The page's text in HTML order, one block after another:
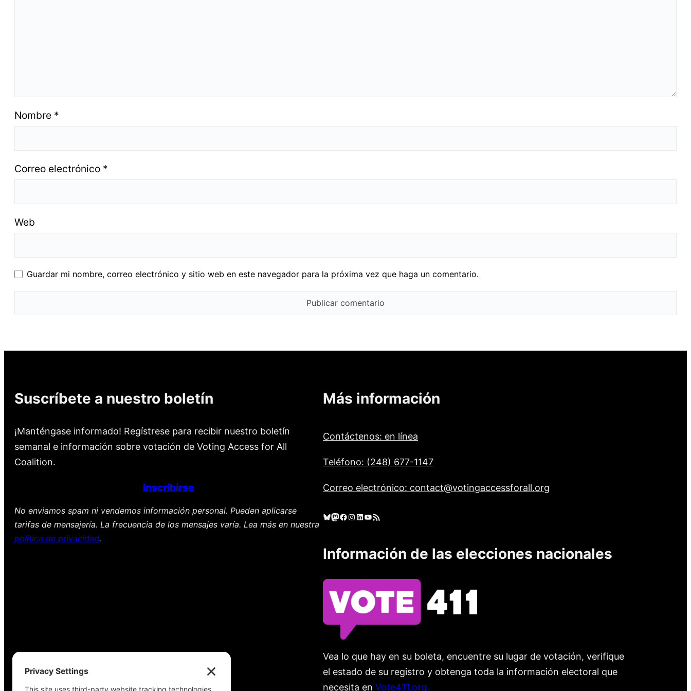
Nombre *
Correo electrónico *
Web
Guardar mi nombre, correo electrónico y sitio web en este navegador para la próxima vez que haga un comentario.
Suscríbete a nuestro boletín
¡Manténgase informado! Regístrese para recibir nuestro boletín
semanal e información sobre votación de Voting Access for All
Coalition.
Inscribirse
No enviamos spam ni vendemos información personal. Pueden aplicarse
tarifas de mensajería. La frecuencia de los mensajes varía. Lea más en nuestra
política de privacidad.
Más información
Contáctenos: en línea
Teléfono: (248) 677-1147
Correo electrónico: contact@votingaccessforall.org
Cielo azul Mastodonte Facebook Instagram LinkedIn YouTube Feed RSS
Información de las elecciones nacionales
Vea lo que hay en su boleta, encuentre su lugar de votación, verifique
el estado de su registro y obtenga toda la información electoral que
necesita en Vote411.org.